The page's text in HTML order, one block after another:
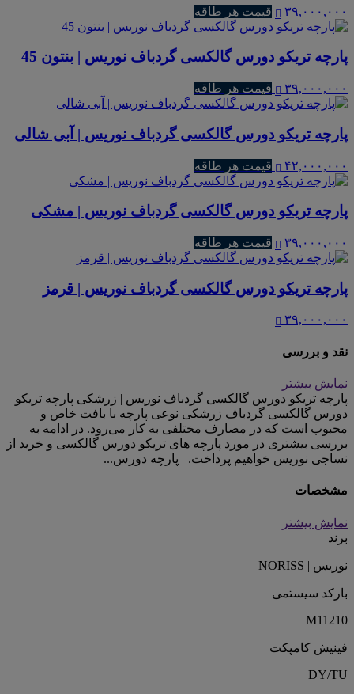
۳۹,۰۰۰,۰۰۰ قیمت هر طاقه
پارچه تریکو دورس گالکسی گردباف نوریس | بنتون 45
۳۹,۰۰۰,۰۰۰ قیمت هر طاقه
پارچه تریکو دورس گالکسی گردباف نوریس | آبی شالی
۴۲,۰۰۰,۰۰۰ قیمت هر طاقه
پارچه تریکو دورس گالکسی گردباف نوریس | مشکی
۳۹,۰۰۰,۰۰۰ قیمت هر طاقه
پارچه تریکو دورس گالکسی گردباف نوریس | قرمز
۳۹,۰۰۰,۰۰۰
نقد و بررسی
نمایش بیشتر
پارچه تریکو دورس گالکسی گردباف نوریس | زرشکی پارچه تریکو
دورس گالکسی گردباف زرشکی نوعی پارچه با بافت خاص و
محبوب است که در مصارف مختلفی به کار می‌رود. در ادامه به
بررسی بیشتری در مورد پارچه های تریکو دورس گالکسی و خرید از
نساجی نوریس خواهیم پرداخت. پارچه دورس...
مشخصات
نمایش بیشتر
برند
نوریس | NORISS
بارکد سیستمی
M11210
فینیش کامپکت
DY/TU